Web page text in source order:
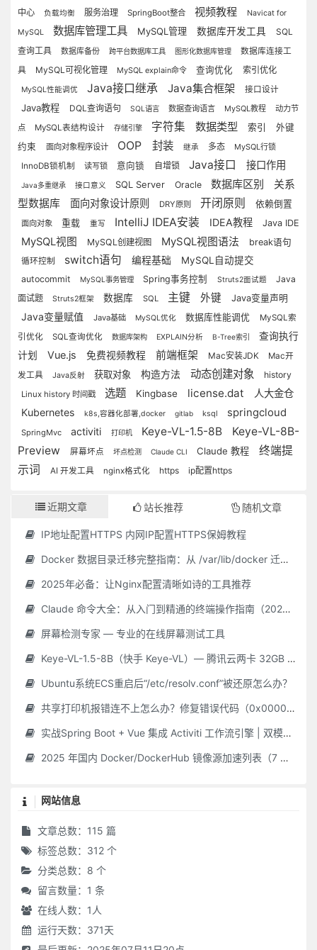
中心
负载均衡 服务治理 SpringBoot整合 视频教程 Navicat for
MySQL 数据库管理工具 MySQL管理 数据库开发工具
SQL
查询工具
数据库备份 跨平台数据库工具 图形化数据库管理
数据库连接工
具
MySQL可视化管理 MySQL explain命令 查询优化 索引优化
MySQL性能调优 Java接口继承 Java集合框架 接口设计
Java教程 DQL查询语句 SQL语言 数据查询语言 MySQL教程
动力节
点
MySQL表结构设计 存储引擎 字符集 数据类型 索引
外键
约束
面向对象程序设计 OOP 封装 继承 多态
MySQL行锁
InnoDB锁机制
读写锁 意向锁 自增锁 Java接口 接口作用
Java多重继承 接口意义 SQL Server Oracle 数据库区别
关系
型数据库
面向对象设计原则 DRY原则 开闭原则 依赖倒置
面向对象 重载 重写 IntelliJ IDEA安装 IDEA教程 Java IDE
MySQL视图 MySQL创建视图 MySQL视图语法
break语句
循环控制
switch语句 编程基础 MySQL自动提交
autocommit MySQL事务管理 Spring事务控制 Struts2面试题
Java
面试题
Struts2框架 数据库 SQL 主键 外键 Java变量声明
Java变量赋值 Java基础 MySQL优化 数据库性能调优
MySQL索
引优化
SQL查询优化 数据库架构 EXPLAIN分析 B-Tree索引
查询执行
计划
Vue.js 免费视频教程 前端框架 Mac安装JDK
Mac开
发工具
Java反射 获取对象 构造方法 动态创建对象 history
Linux history 时间戳 选题 Kingbase license.dat
人大金仓
Kubernetes
k8s,容器化部署,docker gitlab ksql springcloud
SpringMvc activiti 打印机 Keye-VL-1.5-8B
Keye-VL-8B-
Preview
屏幕坏点 坏点检测 Claude CLI Claude 教程
终端提
示词
AI 开发工具 nginx格式化 https ip配置https
近期文章 站长推荐 随机文章
IP地址配置HTTPS 内网IP配置HTTPS保姆教程
Docker 数据目录迁移完整指南：从 /var/lib/docker 迁移到自定义路径
2025年必备：让Nginx配置清晰如诗的工具推荐
Claude 命令大全：从入门到精通的终端操作指南（2025 最新）
屏幕检测专家 — 专业的在线屏幕测试工具
Keye-VL-1.5-8B（快手 Keye-VL）— 腾讯云两卡 32GB GPU **保姆级** 部署指南（Ubuntu 22.04 / CUDA 12.2 / Driver 535.216.01 / Python 3.10）
Ubuntu系统ECS重启后“/etc/resolv.conf”被还原怎么办？
共享打印机报错连不上怎么办？修复错误代码（0x000006d9/0x0000011b 等）最新Win10/11 共享打印机常见问题 + 解决教程，附工具！
实战Spring Boot + Vue 集成 Activiti 工作流引擎 | 双模式简单 & 自定义审批平台
2025 年国内 Docker/DockerHub 镜像源加速列表（7 月 28 日更新 · 长期维护）
网站信息
文章总数：115 篇
标签总数：312 个
分类总数：8 个
留言数量：1 条
在线人数： 1 人
运行天数：371天